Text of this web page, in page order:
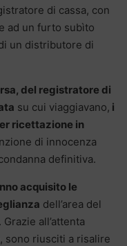
di cassa, con
ad un furto subìto
un distributore di
del registratore di
su cui viaggiavano, i
ricettazione in
di innocenza
definitiva.
acquisito le
dell’area del
all’attenta
sono riusciti a risalire